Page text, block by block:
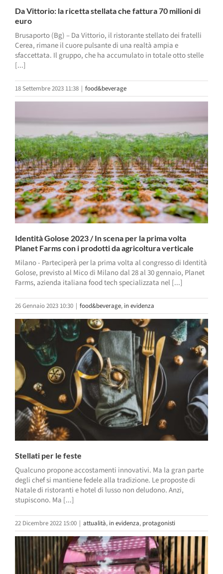
Da Vittorio: la ricetta stellata che fattura 70 milioni di
euro
Brusaporto (Bg) – Da Vittorio, il ristorante stellato dei fratelli
Cerea, rimane il cuore pulsante di una realtà ampia e
sfaccettata. Il gruppo, che ha accumulato in totale otto stelle
[...]
18 Settembre 2023 11:38 | food&beverage
Identità Golose 2023 / In scena per la prima volta
Planet Farms con i prodotti da agricoltura verticale
Milano - Parteciperà per la prima volta al congresso di Identità
Golose, previsto al Mico di Milano dal 28 al 30 gennaio, Planet
Farms, azienda italiana food tech specializzata nel [...]
26 Gennaio 2023 10:30 | food&beverage, in evidenza
Stellati per le feste
Qualcuno propone accostamenti innovativi. Ma la gran parte
degli chef si mantiene fedele alla tradizione. Le proposte di
Natale di ristoranti e hotel di lusso non deludono. Anzi,
stupiscono. Ma [...]
22 Dicembre 2022 15:00 | attualità, in evidenza, protagonisti